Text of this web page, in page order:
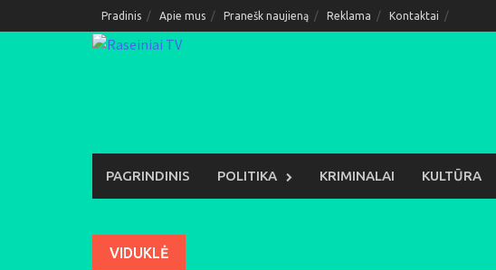
to
Pradinis Apie mus Pranešk naujieną Reklama Kontaktai
PAGRINDINIS POLITIKA KRIMINALAI KULTŪRA
VIDUKLĖ